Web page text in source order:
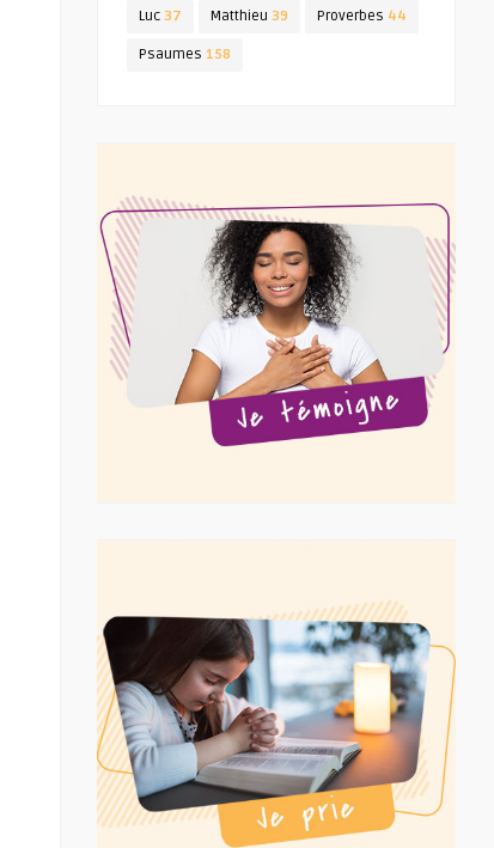
Luc 37 Matthieu 39 Proverbes 44
Psaumes 158